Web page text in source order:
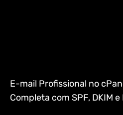
E-mail Profissional no
Completa com SPF, DKIM e